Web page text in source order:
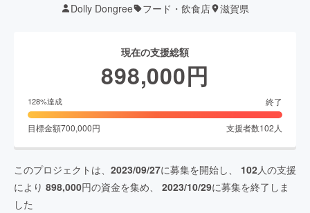
Dolly Dongree フード・飲食店 滋賀県
現在の支援総額
898,000円
128%達成 終了
目標金額700,000円 支援者数102 人
このプロジェクトは、 2023/09/27に募集を開始し、 102人の支援
により 898,000円の資金を集め、 2023/10/29に募集を終了しま
した